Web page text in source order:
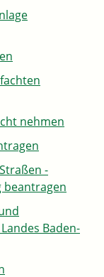
nehmen
-
beantragen
Baden-